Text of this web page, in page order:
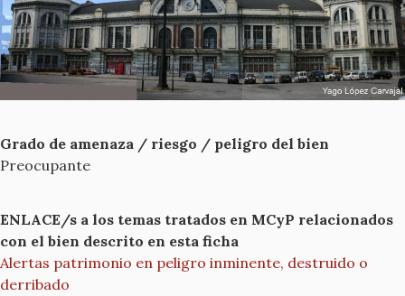
Grado de amenaza / riesgo / peligro del bien
Preocupante
ENLACE/s a los temas tratados en MCyP relacionados
con el bien descrito en esta ficha
Alertas patrimonio en peligro inminente, destruido o
derribado